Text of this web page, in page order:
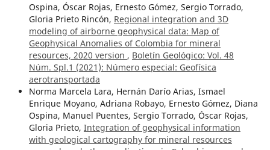
Ospina, Óscar Rojas, Ernesto Gómez, Sergio Torrado,
Gloria Prieto Rincón, Regional integration and 3D
modeling of airborne geophysical data: Map of
Geophysical Anomalies of Colombia for mineral
resources, 2020 version , Boletín Geológico: Vol. 48
Núm. Spl.1 (2021): Número especial: Geofísica
aerotransportada
Norma Marcela Lara, Hernán Darío Arias, Ismael
Enrique Moyano, Adriana Robayo, Ernesto Gómez, Diana
Ospina, Manuel Puentes, Sergio Torrado, Óscar Rojas,
Gloria Prieto, Integration of geophysical information
with geological cartography for mineral resources